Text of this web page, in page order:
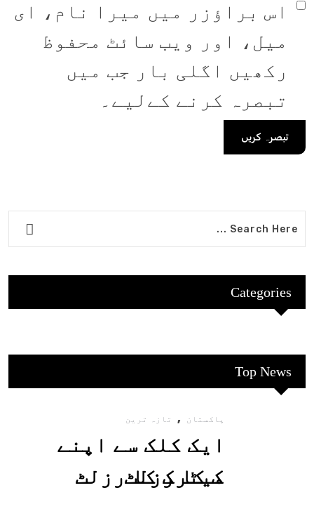
Categories
Top News
پاکستان , تازہ ترین
ایک کلک سے اپنے
میٹرک کا رزلٹ
اس براؤزر میں میرا نام، ای
میل، اور ویب سائٹ محفوظ
رکھیں اگلی بار جب میں
تبصرہ کرنے کےلیے۔